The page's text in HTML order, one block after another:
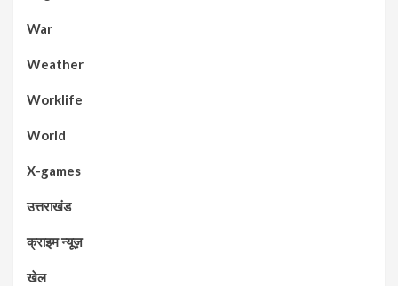
War
Weather
Worklife
World
X-games
उत्तराखंड
क्राइम न्यूज़
खेल